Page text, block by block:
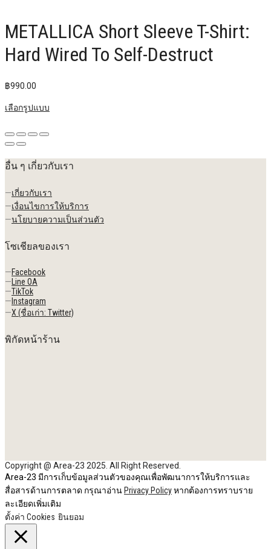
METALLICA Short Sleeve T-Shirt:
Hard Wired To Self-Destruct
฿990.00
เลือกรูปแบบ
อื่น ๆ เกี่ยวกับเรา
—เกี่ยวกับเรา
—เงื่อนไขการให้บริการ
—นโยบายความเป็นส่วนตัว
โซเชียลของเรา
—Facebook
— Line OA
—TikTok
— Instagram
—X (ชื่อเก่า: Twitter)
พิกัดหน้าร้าน
Copyright @ Area-23 2025. All Right Reserved.
Area-23 มีการเก็บข้อมูลส่วนตัวของคุณเพื่อพัฒนาการให้บริการและ
สื่อสารด้านการตลาด กรุณาอ่าน Privacy Policyหากต้องการทราบราย
ละเอียดเพิ่มเติม
ตั้งค่า Cookies ยินยอม